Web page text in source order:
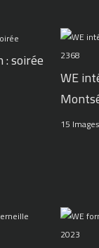
soirée
WE
15 Images